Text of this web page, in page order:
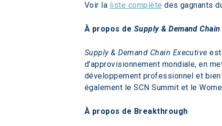
Voir la liste complète des gagnants
À propos de Supply & Demand
Supply & Demand Chain Executive est
d'approvisionnement mondiale, en
développement professionnel et
également le SCN Summit et le
À propos de Breakthrough